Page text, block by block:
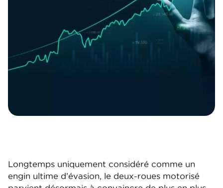
Longtemps uniquement considéré comme un
engin ultime d’évasion, le deux-roues motorisé